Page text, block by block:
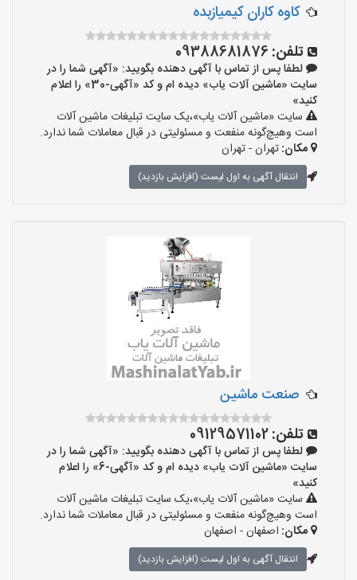
کاوه کاران کیمیازبده
تلفن: 09388681876
لطفا پس از تماس با آگهی دهنده بگویید: «آگهی شما را در
سایت «ماشین آلات یاب» دیده ام و کد «آگهی-30» را اعلام
کنید»
سایت «ماشین آلات یاب»،یک سایت تبلیغات ماشین آلات
است وهیچ‌گونه منفعت و مسئولیتی در قبال معاملات شما ندارد.
مکان:تهران - تهران
انتقال آگهی به اول لیست (افزایش بازدید)
صنعت ماشین
تلفن:09129571102
لطفا پس از تماس با آگهی دهنده بگویید: «آگهی شما را در
سایت «ماشین آلات یاب» دیده ام و کد «آگهی-6» را اعلام
کنید»
سایت «ماشین آلات یاب»،یک سایت تبلیغات ماشین آلات
است وهیچ‌گونه منفعت و مسئولیتی در قبال معاملات شما ندارد.
مکان: اصفهان - اصفهان
انتقال آگهی به اول لیست (افزایش بازدید)